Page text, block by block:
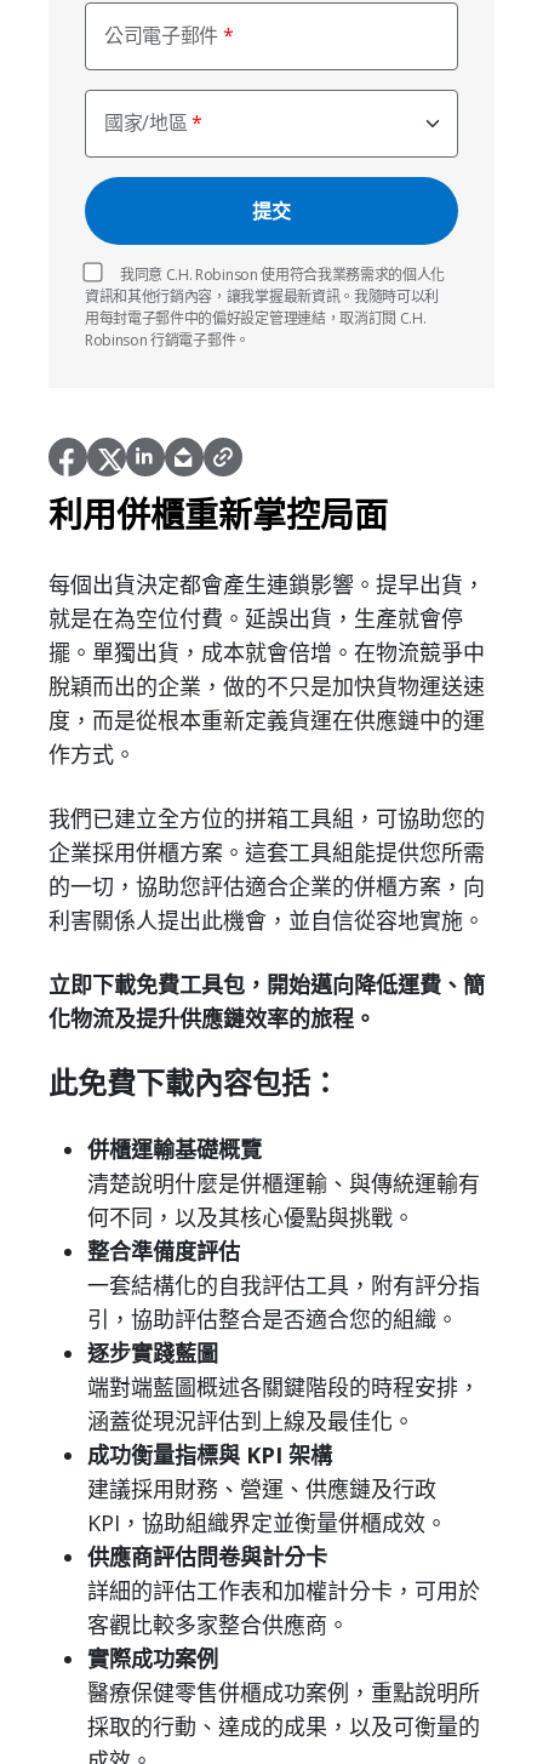
公司電子郵件
國家/地區
我同意 C.H. Robinson 使用符合我業務需求的個人化
資訊和其他行銷內容，讓我掌握最新資訊。我隨時可以利
用每封電子郵件中的偏好設定管理連結，取消訂閱 C.H.
Robinson 行銷電子郵件。
利用併櫃重新掌控局面
每個出貨決定都會產生連鎖影響。提早出貨，
就是在為空位付費。延誤出貨，生產就會停
擺。單獨出貨，成本就會倍增。在物流競爭中
脫穎而出的企業，做的不只是加快貨物運送速
度，而是從根本重新定義貨運在供應鏈中的運
作方式。
我們已建立全方位的拼箱工具組，可協助您的
企業採用併櫃方案。這套工具組能提供您所需
的一切，協助您評估適合企業的併櫃方案，向
利害關係人提出此機會，並自信從容地實施。
立即下載免費工具包，開始邁向降低運費、簡
化物流及提升供應鏈效率的旅程。
此免費下載內容包括：
併櫃運輸基礎概覽
清楚說明什麼是併櫃運輸、與傳統運輸有
何不同，以及其核心優點與挑戰。
整合準備度評估
一套結構化的自我評估工具，附有評分指
引，協助評估整合是否適合您的組織。
逐步實踐藍圖
端對端藍圖概述各關鍵階段的時程安排，
涵蓋從現況評估到上線及最佳化。
成功衡量指標與 KPI 架構
建議採用財務、營運、供應鏈及行政
KPI，協助組織界定並衡量併櫃成效。
供應商評估問卷與計分卡
詳細的評估工作表和加權計分卡，可用於
客觀比較多家整合供應商。
實際成功案例
醫療保健零售併櫃成功案例，重點說明所
採取的行動、達成的成果，以及可衡量的